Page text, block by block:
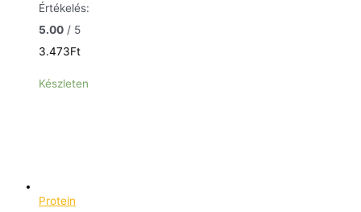
Értékelés:
5.00 / 5
3.473Ft
Készleten
Protein